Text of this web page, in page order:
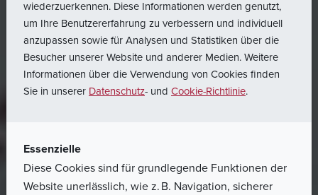
wiederzuerkennen. Diese Informationen werden genutzt,
um Ihre Benutzererfahrung zu verbessern und individuell
anzupassen sowie für Analysen und Statistiken über die
Besucher unserer Website und anderer Medien. Weitere
Informationen über die Verwendung von Cookies finden
Sie in unserer Datenschutz- und Cookie-Richtlinie.
Essenzielle
Diese Cookies sind für grundlegende Funktionen der
Website unerlässlich, wie z. B. Navigation, sicherer